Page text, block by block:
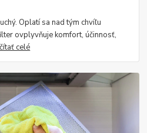
Oplatí sa nad tým chvíľu
ovplyvňuje komfort, účinnosť,
čítať celé